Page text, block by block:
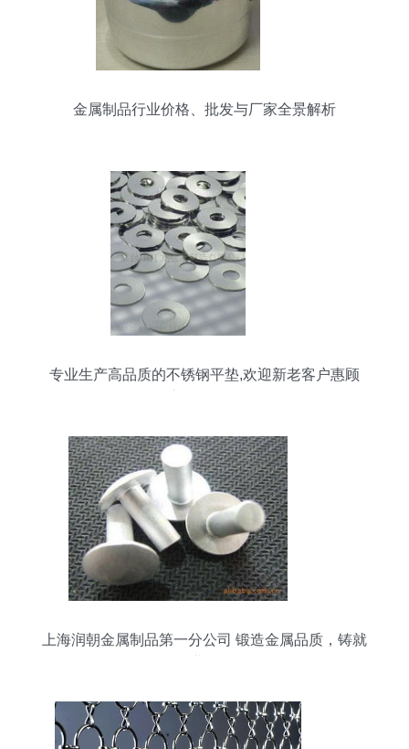
金属制品行业价格、批发与厂家全景解析
专业生产高品质的不锈钢平垫,欢迎新老客户惠顾
上海润朝金属制品第一分公司 锻造金属品质，铸就